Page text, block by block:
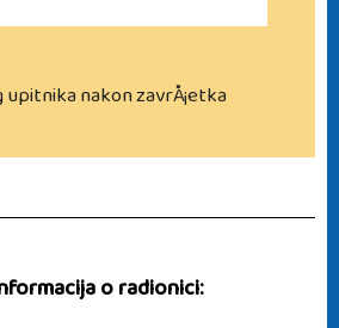
nakon zavrÅ¡etka
o radionici: